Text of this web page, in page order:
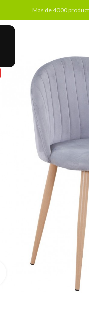
Mas de 4000